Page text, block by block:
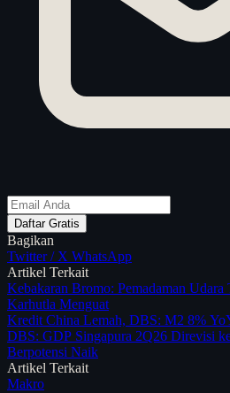
Daftar Gratis
Bagikan
Twitter / X WhatsApp
Artikel Terkait
Kebakaran Bromo: Pemadaman
Karhutla Menguat
Kredit China Lemah, DBS: M2 8%
DBS: GDP Singapura 2Q26 Direvisi
Berpotensi Naik
Artikel Terkait
Makro